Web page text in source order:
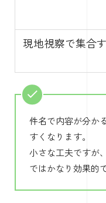
現地視察で集合
件名で内容が分か
すくなります。
小さな工夫ですが
ではかなり効果的で